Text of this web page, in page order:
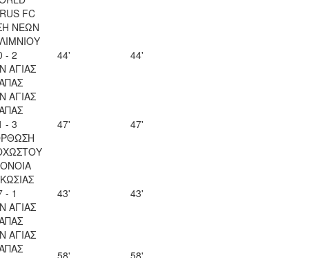
FC
ΝΕΩΝ
- 2
ΑΓΙΑΣ
44' 44'
ΑΓΙΑΣ
- 3
47' 47'
- 1
ΑΓΙΑΣ
43' 43'
ΑΓΙΑΣ